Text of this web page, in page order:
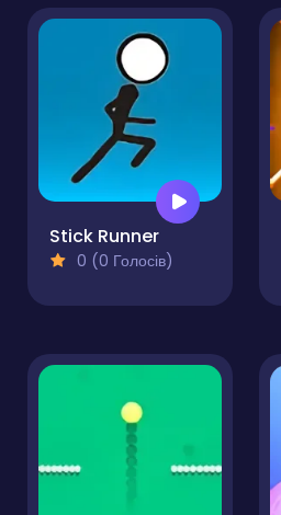
Stick Runner
0 (0 Голосів)